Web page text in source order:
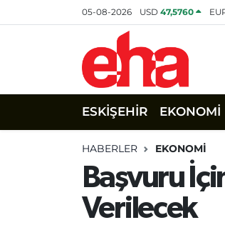
05-08-2026 USD47,5760
ESKİŞEHİR EKONOMİ
HABERLER EKONOMİ
Başvuru
Verilecek